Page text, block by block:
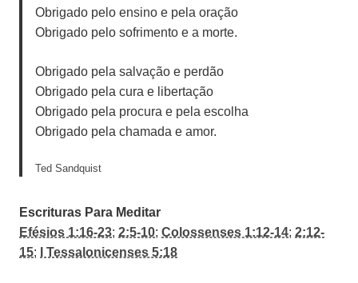
Obrigado pelo ensino e pela oração
Obrigado pelo sofrimento e a morte.
Obrigado pela salvação e perdão
Obrigado pela cura e libertação
Obrigado pela procura e pela escolha
Obrigado pela chamada e amor.
Ted Sandquist
Escrituras Para Meditar
Efésios 1:16-23; 2:5-10; Colossenses 1:12-14; 2:12-
15; I Tessalonicenses 5:18